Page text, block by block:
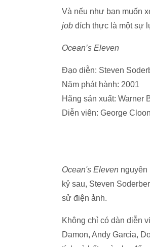
Và nếu như bạn muốn
job đích thực là một sự
Ocean’s Eleven
Đạo diễn: Steven
Năm phát hành: 2001
Hãng sản xuất: Warner
Diễn viên: George
Ocean's Eleven nguyên
kỷ sau, Steven
sử điện ảnh.
Không chỉ có dàn diễn
Damon, Andy Garcia,